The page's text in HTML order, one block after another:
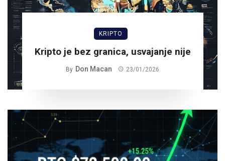
KRIPTO
Kripto je bez granica, usvajanje nije
By Don Macan 23/01/2026